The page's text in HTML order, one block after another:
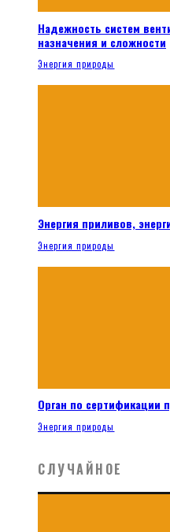
Надежность систем
назначения и сложности
Энергия природы
Энергия приливов,
Энергия природы
Орган по сертификации
Энергия природы
СЛУЧАЙНОЕ